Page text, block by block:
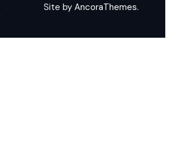
Site by AncoraThemes.